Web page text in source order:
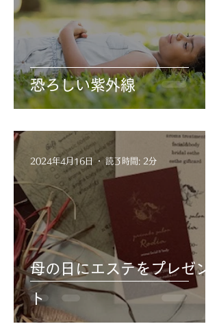
恐ろしい紫外線
母の日にエステをプレゼン
ト
2024年4月16日 読了時間: 2分